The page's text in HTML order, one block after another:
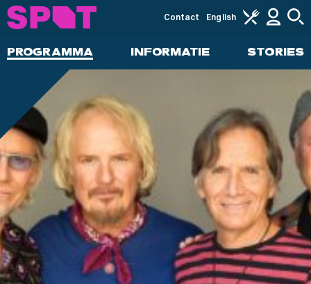
PROGRAMMA INFORMATIE STORIES
Contact English